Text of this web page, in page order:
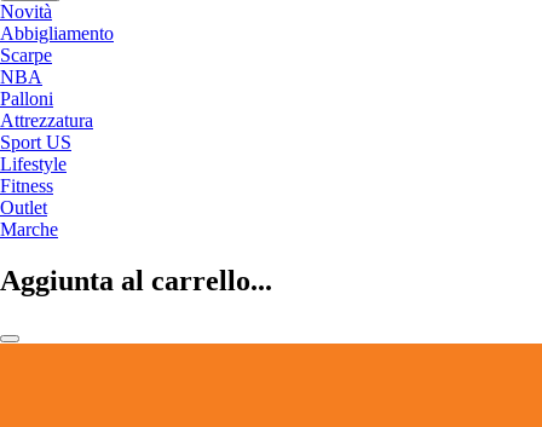
Novità
Abbigliamento
Scarpe
NBA
Palloni
Attrezzatura
Sport US
Lifestyle
Fitness
Outlet
Marche
Aggiunta al carrello...